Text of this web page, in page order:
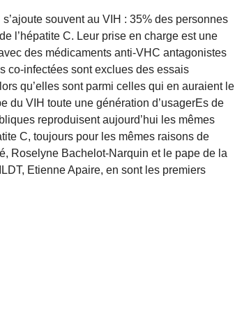
souvent au VIH : 35% des personnes
l’hépatite C. Leur prise en charge est une
des médicaments anti-VHC antagonistes
co-infectées sont exclues des essais
qu’elles sont parmi celles qui en auraient le
du VIH toute une génération d’usagerEs de
reproduisent aujourd’hui les mêmes
C, toujours pour les mêmes raisons de
Roselyne Bachelot-Narquin et le pape de la
Etienne Apaire, en sont les premiers